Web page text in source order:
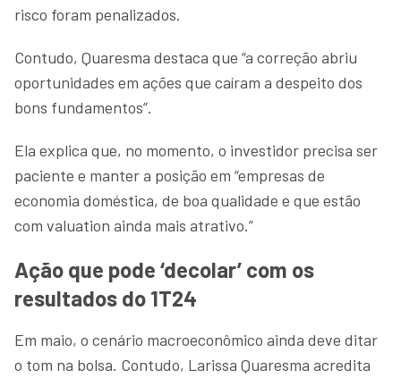
risco foram penalizados.
Contudo, Quaresma destaca que “a correção abriu
oportunidades em ações que caíram a despeito dos
bons fundamentos”.
Ela explica que, no momento, o investidor precisa ser
paciente e manter a posição em “empresas de
economia doméstica, de boa qualidade e que estão
com valuation ainda mais atrativo.”
Ação que pode ‘decolar’ com os
resultados do 1T24
Em maio, o cenário macroeconômico ainda deve ditar
o tom na bolsa. Contudo, Larissa Quaresma acredita